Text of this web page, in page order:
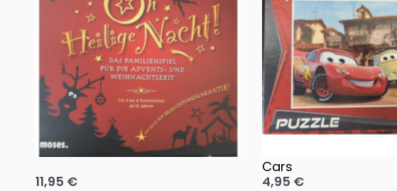
Oh, heilige Nacht!
11,95 €
Cars
4,95 €